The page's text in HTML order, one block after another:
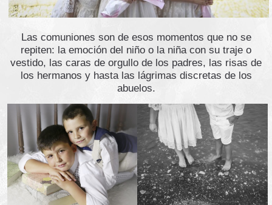
Las comuniones son de esos momentos que no se
repiten: la emoción del niño o la niña con su traje o
vestido, las caras de orgullo de los padres, las risas de
los hermanos y hasta las lágrimas discretas de los
abuelos.